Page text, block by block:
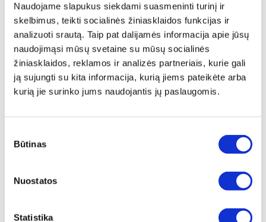
Naudojame slapukus siekdami suasmeninti turinį ir
skelbimus, teikti socialinės žiniasklaidos funkcijas ir
analizuoti srautą. Taip pat dalijamės informacija apie jūsų
naudojimąsi mūsų svetaine su mūsų socialinės
žiniasklaidos, reklamos ir analizės partneriais, kurie gali
ją sujungti su kita informacija, kurią jiems pateikėte arba
kurią jie surinko jums naudojantis jų paslaugomis.
pasirinkimas
Būtinas
Nuostatos
Statistika
KVEPALAI „ABSOLUMENT